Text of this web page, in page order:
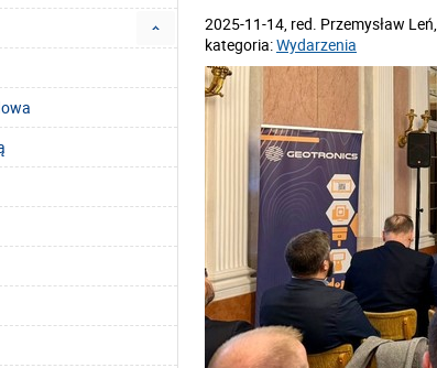
2025-11-14, red. Przemysław
kategoria:Wydarzenia